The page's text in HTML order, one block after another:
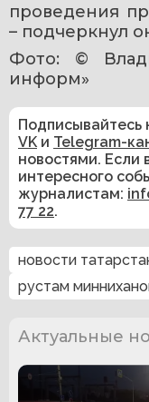
проведения
– подчеркнул
Фото: ©
информ»
Подписывайтесь
VK и Telegram-
новостями. Если
интересного
журналистам:
77 22.
новости
рустам
Актуальные